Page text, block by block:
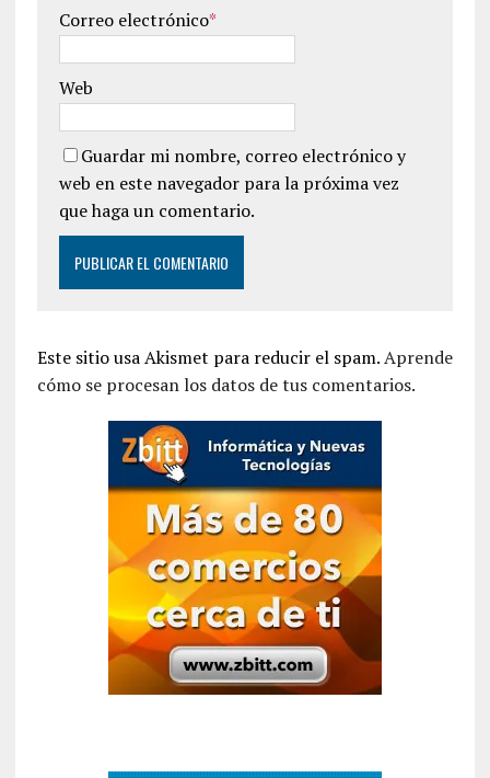
Correo electrónico*
Web
Guardar mi nombre, correo electrónico y
web en este navegador para la próxima vez
que haga un comentario.
Este sitio usa Akismet para reducir el spam.Aprende
cómo se procesan los datos de tus comentarios.